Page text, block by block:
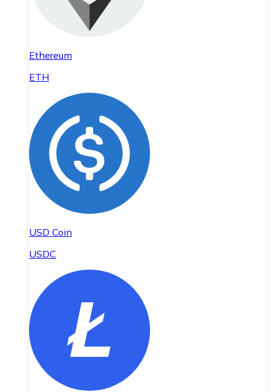
Ethereum
ETH
USD Coin
USDC